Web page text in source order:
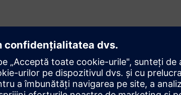
calitatea documentației pentru toate proiectele
Permiteți conformitatea cu liniile directoare și
companiei, reducând în același timp riscurile și
Mențineți acuratețea în toată documentația.